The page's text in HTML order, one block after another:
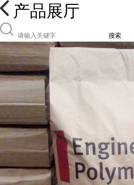
产品展厅
搜索